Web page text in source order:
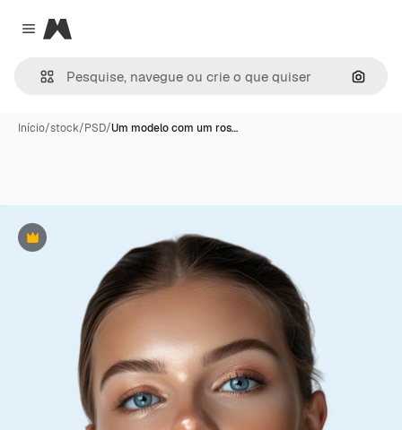
Close menu
Magnific
Início/stock/PSD/Um modelo com um ros…
Premium